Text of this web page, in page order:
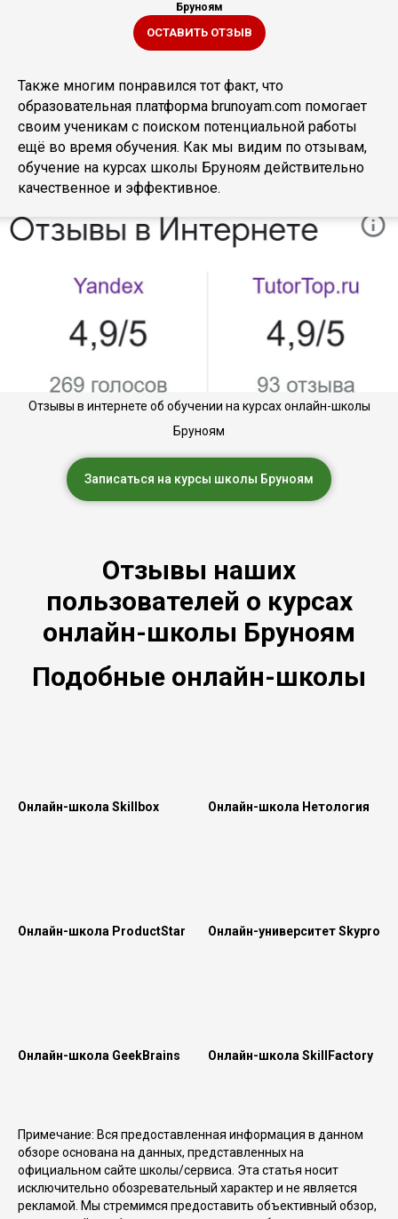
Бруноям
ОСТАВИТЬ ОТЗЫВ
Также многим понравился тот факт, что
образовательная платформа brunoyam.com помогает
своим ученикам с поиском потенциальной работы
ещё во время обучения. Как мы видим по отзывам,
обучение на курсах школы Бруноям действительно
качественное и эффективное.
Отзывы в интернете об обучении на курсах онлайн-школы
Бруноям
Записаться на курсы школы Бруноям
Отзывы наших
пользователей о курсах
онлайн-школы Бруноям
Подобные онлайн-школы
Онлайн-школа Skillbox Онлайн-школа Нетология
Онлайн-школа ProductStar Онлайн-университет Skypro
Онлайн-школа GeekBrains Онлайн-школа SkillFactory
Примечание: Вся предоставленная информация в данном
обзоре основана на данных, представленных на
официальном сайте школы/сервиса. Эта статья носит
исключительно обозревательный характер и не является
рекламой. Мы стремимся предоставить объективный обзор,